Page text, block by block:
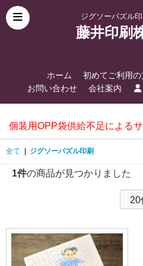
ジグソーパズル
藤井印刷
ホーム 初めてご利用の
お問い合わせ
会社案内
個装用OPP袋供給不足による
全て ジグソーパズル印刷
1件の商品が見つかりました